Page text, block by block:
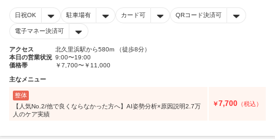
日祝OK 駐車場有 カード可 QRコード決済可
電子マネー決済可
アクセス
北久里浜駅から580m （徒歩8分）
本日の営業状況 9:00〜19:00
価格帯
￥7,700〜￥11,000
主なメニュー
整体
【人気No.2/他で良くならなかった方へ】AI姿勢分析×原因説明2.7万
人のケア実績
￥7,700 （税込）